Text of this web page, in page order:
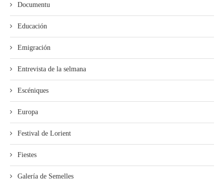
Documentu
Educación
Emigración
Entrevista de la selmana
Escéniques
Europa
Festival de Lorient
Fiestes
Galería de Semelles